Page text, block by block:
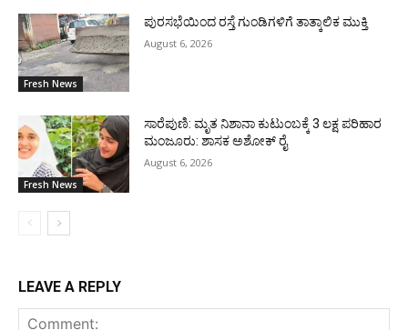
Fresh News
ಪುರಸಭೆಯಿಂದ ರಸ್ತೆ ಗುಂಡಿಗಳಿಗೆ ತಾತ್ಕಾಲಿಕ ಮುಕ್ತಿ
August 6, 2026
Fresh News
ಸಾರೆಪುಣಿ: ಮೃತ ನಿಶಾನಾ ಕುಟುಂಬಕ್ಕೆ 3 ಲಕ್ಷ ಪರಿಹಾರ
ಮಂಜೂರು: ಶಾಸಕ ಅಶೋಕ್ ರೈ
August 6, 2026
LEAVE A REPLY